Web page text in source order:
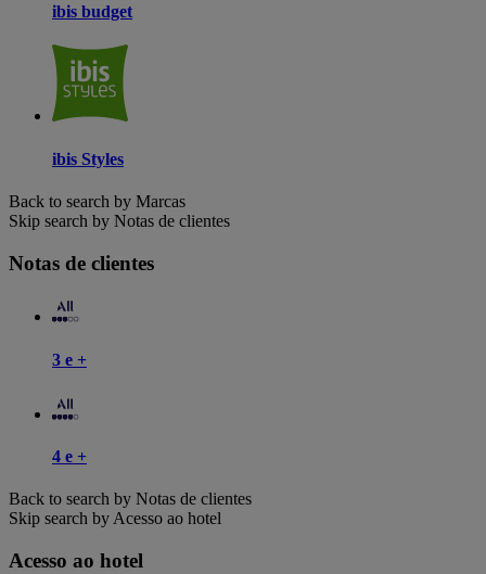
ibis budget
ibis Styles
Back to search by Marcas
Skip search by Notas de clientes
Notas de clientes
3 e +
4 e +
Back to search by Notas de clientes
Skip search by Acesso ao hotel
Acesso ao hotel